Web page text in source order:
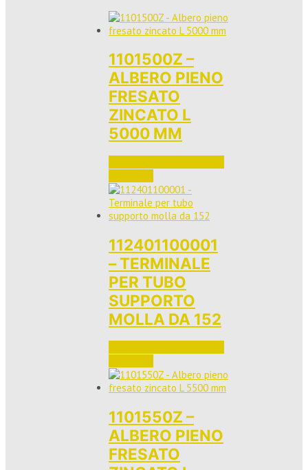
1101500Z –
ALBERO PIENO
FRESATO
ZINCATO L
5000 MM
112401100001
– TERMINALE
PER TUBO
SUPPORTO
MOLLA DA 152
1101550Z –
ALBERO PIENO
FRESATO